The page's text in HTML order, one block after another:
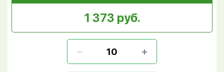
1 373 руб.